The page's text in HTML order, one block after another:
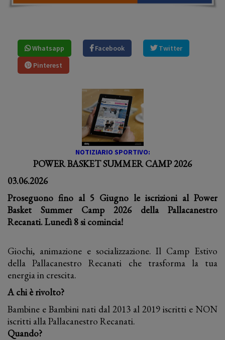
Whatsapp Facebook
Twitter
Pinterest
NOTIZIARIO SPORTIVO:
POWER BASKET SUMMER CAMP 2026
03.06.2026
Proseguono fino al 5 Giugno le iscrizioni al Power
Basket Summer Camp 2026 della Pallacanestro
Recanati. Lunedì 8 si comincia!
Giochi, animazione e socializzazione. Il Camp Estivo
della Pallacanestro Recanati che trasforma la tua
energia in crescita.
A chi è rivolto?
Bambine e Bambini nati dal 2013 al 2019 iscritti e NON
iscritti alla Pallacanestro Recanati.
Quando?